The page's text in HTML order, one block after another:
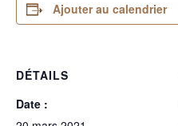
Ajouter au calendrier
DÉTAILS
Date :